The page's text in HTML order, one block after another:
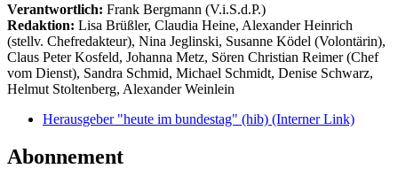
Verantwortlich: Frank Bergmann (V.i.S.d.P.)
Redaktion: Lisa Brüßler, Claudia Heine, Alexander Heinrich
(stellv. Chefredakteur), Nina Jeglinski, Susanne Ködel (Volontärin),
Claus Peter Kosfeld, Johanna Metz, Sören Christian Reimer (Chef
vom Dienst), Sandra Schmid, Michael Schmidt, Denise Schwarz,
Helmut Stoltenberg, Alexander Weinlein
Herausgeber "heute im bundestag" (hib) (Interner Link)
Abonnement